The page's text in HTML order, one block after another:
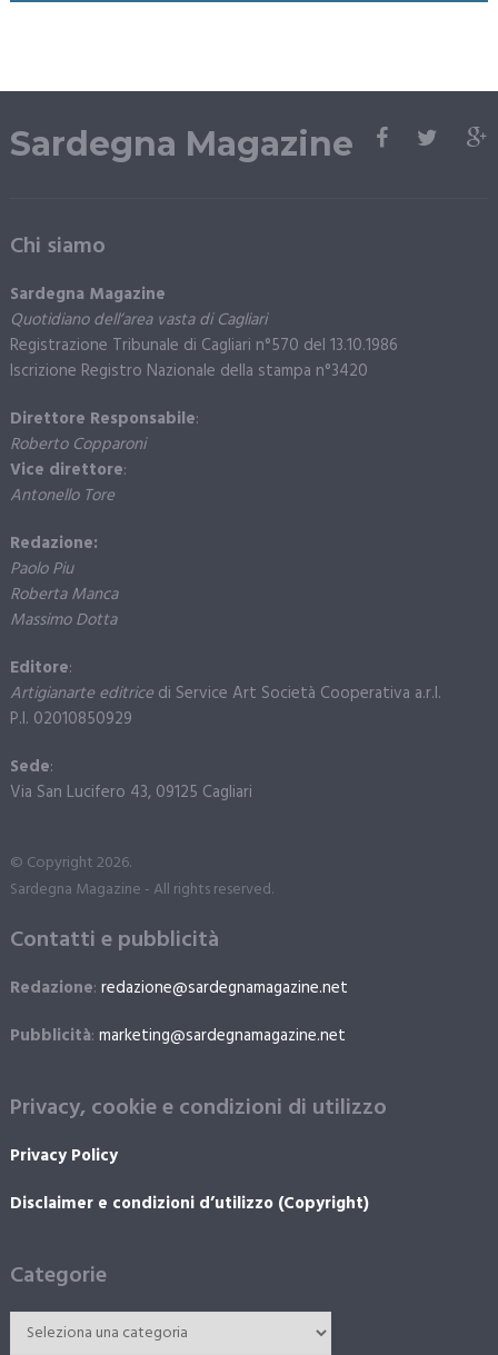
Sardegna Magazine
Chi siamo
Sardegna Magazine
Quotidiano dell’area vasta di Cagliari
Registrazione Tribunale di Cagliari n°570 del 13.10.1986
Iscrizione Registro Nazionale della stampa n°3420
Direttore Responsabile:
Roberto Copparoni
Vice direttore:
Antonello Tore
Redazione:
Paolo Piu
Roberta Manca
Massimo Dotta
Editore:
Artigianarte editricedi Service Art Società Cooperativa a.r.l.
P.I. 02010850929
Sede:
Via San Lucifero 43, 09125 Cagliari
© Copyright 2026.
Sardegna Magazine - All rights reserved.
Contatti e pubblicità
Redazione: redazione@sardegnamagazine.net
Pubblicità: marketing@sardegnamagazine.net
Privacy, cookie e condizioni di utilizzo
Privacy Policy
Disclaimer e condizioni d’utilizzo (Copyright)
Categorie